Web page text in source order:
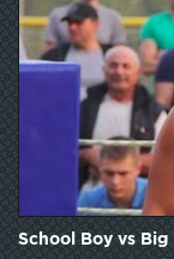
School Boy vs Big